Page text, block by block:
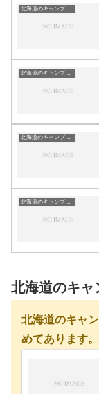
北海道のキャンプ場一覧
北海道のキャンプ場一覧
北海道のキャンプ場一覧
北海道のキャンプ場一覧
北海道のキャ
北海道のキャ
めてあります。